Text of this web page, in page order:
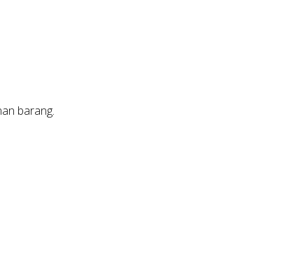
barang.